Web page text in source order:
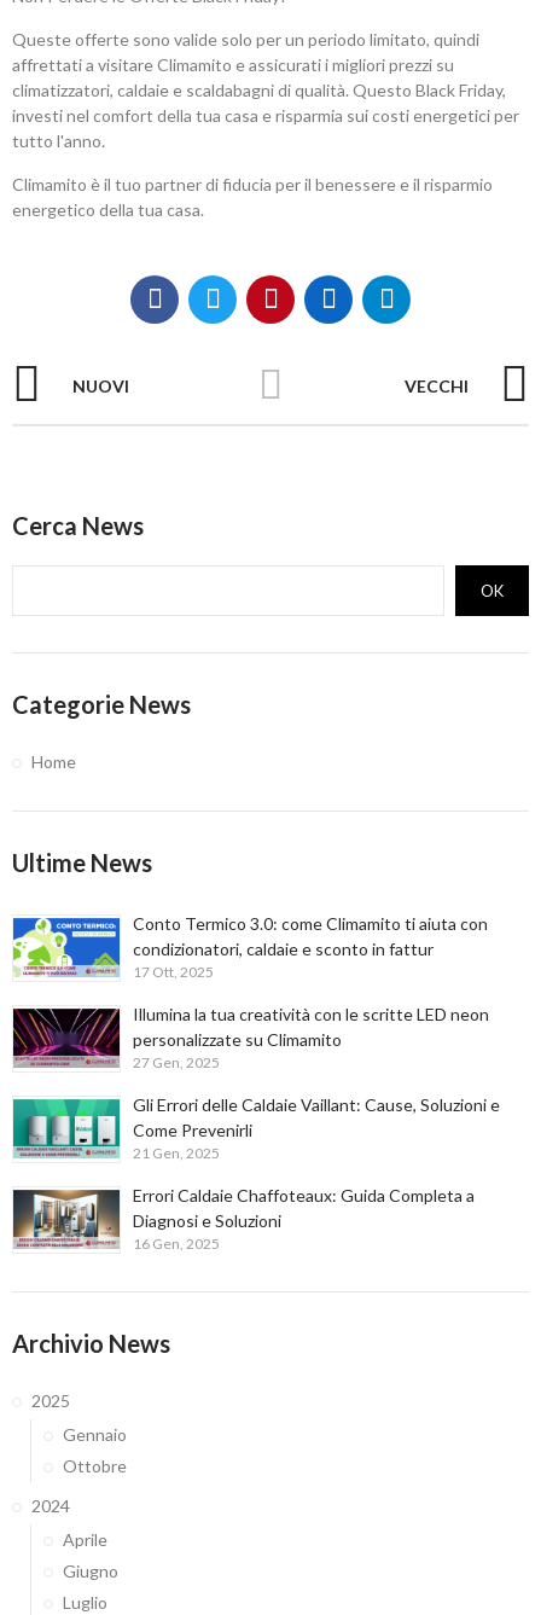
Queste offerte sono valide solo per un periodo limitato, quindi
affrettati a visitare Climamito e assicurati i migliori prezzi su
climatizzatori, caldaie e scaldabagni di qualità. Questo Black Friday,
investi nel comfort della tua casa e risparmia sui costi energetici per
tutto l'anno.
Climamito è il tuo partner di fiducia per il benessere e il risparmio
energetico della tua casa.
NUOVI VECCHI
Cerca News
OK
Categorie News
Home
Ultime News
Conto Termico 3.0: come Climamito ti aiuta con
condizionatori, caldaie e sconto in fattur
17 Ott, 2025
Illumina la tua creatività con le scritte LED neon
personalizzate su Climamito
27 Gen, 2025
Gli Errori delle Caldaie Vaillant: Cause, Soluzioni e
Come Prevenirli
21 Gen, 2025
Errori Caldaie Chaffoteaux: Guida Completa a
Diagnosi e Soluzioni
16 Gen, 2025
Archivio News
2025
Gennaio
Ottobre
2024
Aprile
Giugno
Luglio